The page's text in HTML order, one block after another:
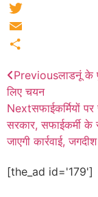
Facebook
Twitter
Email
Previousलाडनूं के
लिए चयन
Nextसफाईकर्मियों
सरकार, सफाईकर्मी के
जाएगी कार्रवाई,
[the_ad id='179']